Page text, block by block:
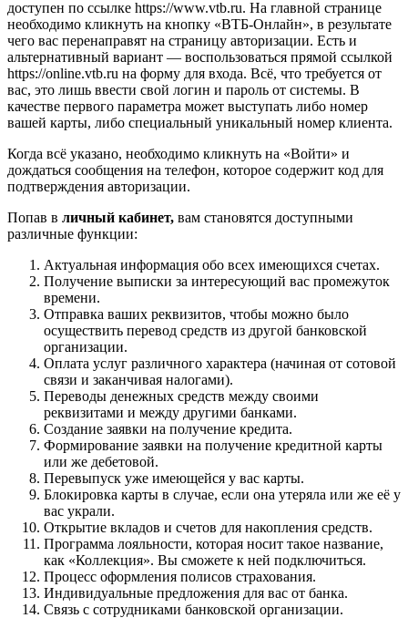
доступен по ссылке https://www.vtb.ru. На главной странице
необходимо кликнуть на кнопку «ВТБ-Онлайн», в результате
чего вас перенаправят на страницу авторизации. Есть и
альтернативный вариант — воспользоваться прямой ссылкой
https://online.vtb.ru на форму для входа. Всё, что требуется от
вас, это лишь ввести свой логин и пароль от системы. В
качестве первого параметра может выступать либо номер
вашей карты, либо специальный уникальный номер клиента.
Когда всё указано, необходимо кликнуть на «Войти» и
дождаться сообщения на телефон, которое содержит код для
подтверждения авторизации.
Попав в личный кабинет, вам становятся доступными
различные функции:
Актуальная информация обо всех имеющихся счетах.
Получение выписки за интересующий вас промежуток
времени.
Отправка ваших реквизитов, чтобы можно было
осуществить перевод средств из другой банковской
организации.
Оплата услуг различного характера (начиная от сотовой
связи и заканчивая налогами).
Переводы денежных средств между своими
реквизитами и между другими банками.
Создание заявки на получение кредита.
Формирование заявки на получение кредитной карты
или же дебетовой.
Перевыпуск уже имеющейся у вас карты.
Блокировка карты в случае, если она утеряла или же её у
вас украли.
Открытие вкладов и счетов для накопления средств.
Программа лояльности, которая носит такое название,
как «Коллекция». Вы сможете к ней подключиться.
Процесс оформления полисов страхования.
Индивидуальные предложения для вас от банка.
Связь с сотрудниками банковской организации.